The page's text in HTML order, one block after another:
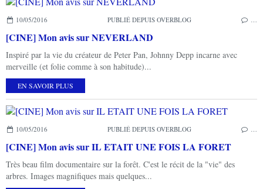
10/05/2016 PUBLIÉ DEPUIS OVERBLOG
[CINE] Mon avis sur NEVERLAND
Inspiré par la vie du créateur de Peter Pan, Johnny Depp incarne avec
merveille (et folie comme à son habitude)...
EN SAVOIR PLUS
10/05/2016 PUBLIÉ DEPUIS OVERBLOG
[CINE] Mon avis sur IL ETAIT UNE FOIS LA FORET
Très beau film documentaire sur la forêt. C'est le récit de la "vie" des
arbres. Images magnifiques mais quelques...